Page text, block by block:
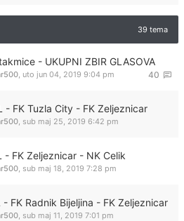
39 tema
- UKUPNI ZBIR GLASOVA
40
, uto jun 04, 2019 9:04 pm
- FK Tuzla City - FK Zeljeznicar
, sub maj 25, 2019 6:42 pm
- FK Zeljeznicar - NK Celik
, sub maj 18, 2019 7:28 pm
- FK Radnik Bijeljina - FK Zeljeznicar
, sub maj 11, 2019 7:01 pm